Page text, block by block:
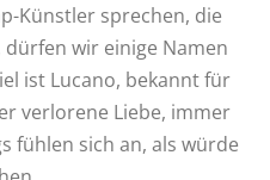
Künstler sprechen, die
dürfen wir einige Namen
ist Lucano, bekannt für
verlorene Liebe, immer
fühlen sich an, als würde